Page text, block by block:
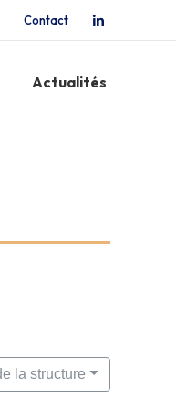
Contact
LinkedIn
Actualités
la structure